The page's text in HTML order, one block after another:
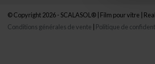
© Copyright 2026 - SCALASOL® | Film pour vitre |
Conditions générales de vente
Politique de